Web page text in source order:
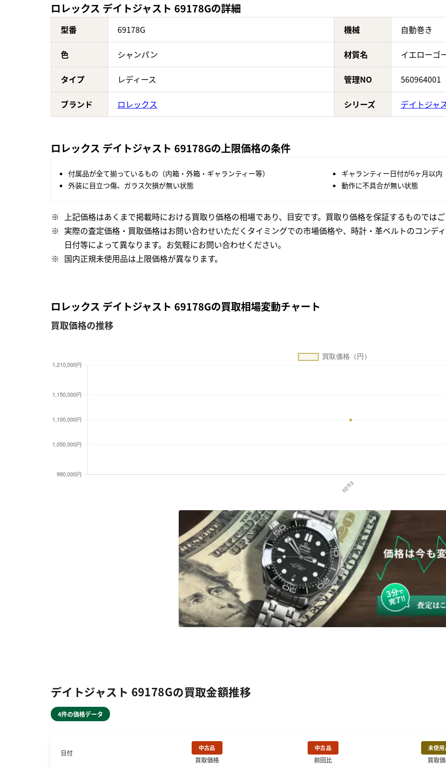
ロレックス デイトジャスト 69178Gの詳細
型番 69178G 機械 自動巻き
色 シャンパン 材質名 イエローゴ
タイプ レディース 管理NO 560964001
ブランド ロレックス シリーズ デイトジャ
ロレックス デイトジャスト 69178Gの上限価格の条件
付属品が全て揃っているもの（内箱・外箱・ギャランティー等）
ギャランティー日付が6ヶ月以内
外装に目立つ傷、ガラス欠損が無い状態
動作に不具合が無い状態
上記価格はあくまで掲載時における買取り価格の相場であり、目安です。買取り価格を保証するものではご
実際の査定価格・買取価格はお問い合わせいただくタイミングでの市場価格や、時計・革ベルトのコンデ
日付等によって異なります。お気軽にお問い合わせください。
国内正規未使用品は上限価格が異なります。
ロレックス デイトジャスト 69178Gの買取相場変動チャート
買取価格の推移
デイトジャスト 69178Gの買取金額推移
4件の価格データ
日付
中古品
買取価格
中古品
前回比
未使
買取